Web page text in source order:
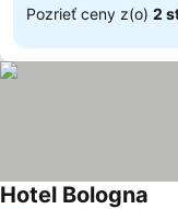
Pozrieť ceny z(o) 2
Hotel Bologna